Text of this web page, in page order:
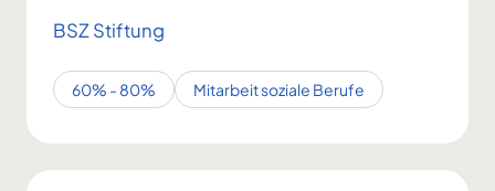
BSZ Stiftung
60% - 80% Mitarbeit soziale Berufe